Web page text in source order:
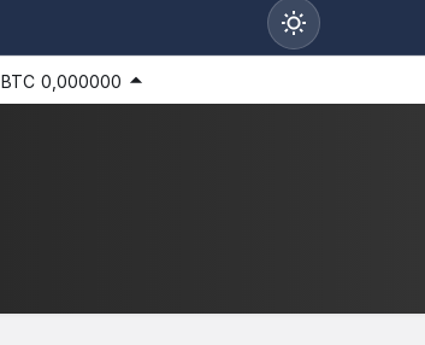
Gece Modu
BTC 0,000000